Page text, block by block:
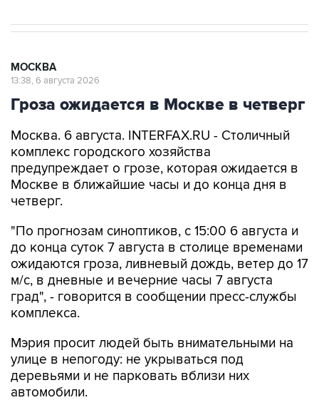
МОСКВА
13:38, 6 августа 2026
Гроза ожидается в Москве в четверг
Москва. 6 августа. INTERFAX.RU - Столичный
комплекс городского хозяйства
предупреждает о грозе, которая ожидается в
Москве в ближайшие часы и до конца дня в
четверг.
"По прогнозам синоптиков, с 15:00 6 августа и
до конца суток 7 августа в столице временами
ожидаются гроза, ливневый дождь, ветер до 17
м/с, в дневные и вечерние часы 7 августа
град", - говорится в сообщении пресс-службы
комплекса.
Мэрия просит людей быть внимательными на
улице в непогоду: не укрываться под
деревьями и не парковать вблизи них
автомобили.